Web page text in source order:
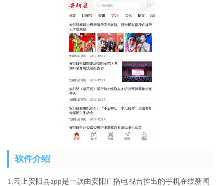
软件介绍
1.云上安阳县app是一款由安阳广播电视台推出的手机在线新闻